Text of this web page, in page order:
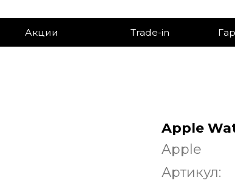
Гарантия
Apple
Apple
Артикул: